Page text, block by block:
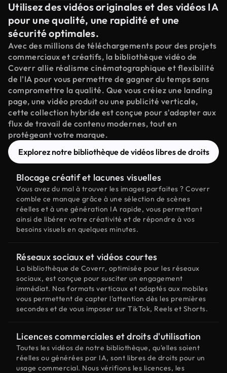
Utilisez des vidéos originales et des vidéos IA
pour une qualité, une rapidité et une
sécurité optimales.
Avec des millions de téléchargements pour des projets
commerciaux et créatifs, la bibliothèque vidéo de
Coverr allie réalisme cinématographique et flexibilité
de l'IA pour vous permettre de gagner du temps sans
compromettre la qualité. Que vous créiez une landing
page, une vidéo produit ou une publicité verticale,
cette collection hybride est conçue pour s'adapter aux
flux de travail de contenu modernes, tout en
protégeant votre marque.
Explorez notre bibliothèque de vidéos libres de droits
Blocage créatif et lacunes visuelles
Vous avez du mal à trouver les images parfaites ? Coverr
comble ce manque grâce à une sélection de scènes
réelles et à une génération IA rapide, vous permettant
ainsi de libérer votre créativité et de répondre à vos
besoins visuels en quelques minutes.
Réseaux sociaux et vidéos courtes
La bibliothèque de Coverr, optimisée pour les réseaux
sociaux, est conçue pour susciter un engagement
immédiat. Nos formats verticaux et adaptés aux mobiles
vous permettent de capter l'attention dès les premières
secondes et de vous imposer sur TikTok, Reels et Shorts.
Licences commerciales et droits d'utilisation
Toutes les vidéos de notre bibliothèque, qu'elles soient
réelles ou générées par IA, sont libres de droits pour un
usage commercial. Nous vérifions les licences, les